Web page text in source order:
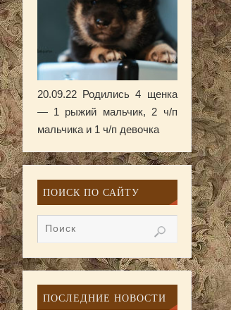
20.09.22 Родились 4 щенка
— 1 рыжий мальчик, 2 ч/п
мальчика и 1 ч/п девочка
ПОИСК ПО САЙТУ
ПОСЛЕДНИЕ НОВОСТИ